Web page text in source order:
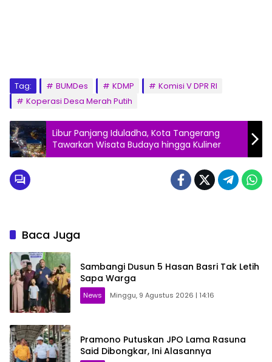
Tag: BUMDes KDMP
Komisi V DPR RI
Koperasi Desa Merah Putih
Libur Panjang Iduladha, Kota Tangerang
Tawarkan Wisata Budaya hingga Kuliner
Baca Juga
Sambangi Dusun 5 Hasan Basri Tak Letih
Sapa Warga
News Minggu, 9 Agustus 2026 | 14:16
Pramono Putuskan JPO Lama Rasuna
Said Dibongkar, Ini Alasannya